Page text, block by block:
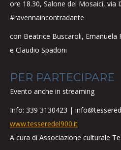
ore 18.30, Salone dei Mosaici, via
#ravennaincontradante
con Beatrice Buscaroli, Emanuela
e Claudio Spadoni
PER PARTECIPARE
Evento anche in streaming
Info: 339 3130423 |
www.tesseredel900.it
A cura di Associazione culturale